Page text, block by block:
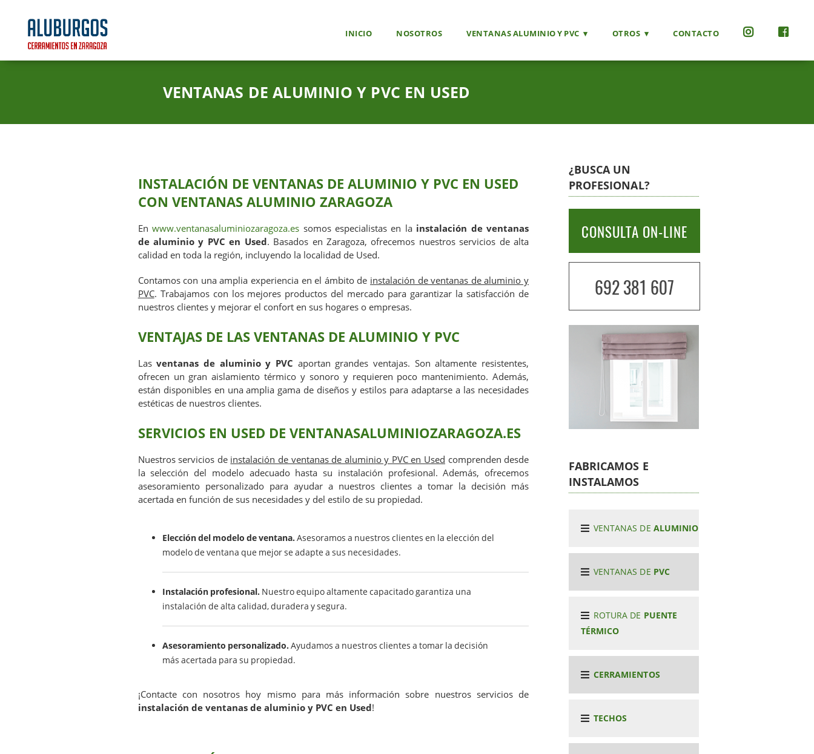
INICIO NOSOTROS VENTANAS ALUMINIO Y PVC OTROS CONTACTO
VENTANAS DE ALUMINIO Y PVC EN USED
INSTALACIÓN DE VENTANAS DE ALUMINIO Y PVC EN USED
CON VENTANAS ALUMINIO ZARAGOZA
Enwww.ventanasaluminiozaragoza.es somos especialistas en la instalación de ventanas
de aluminio y PVC en Used . Basados en Zaragoza, ofrecemos nuestros servicios de alta
calidad en toda la región, incluyendo la localidad de Used.
Contamos con una amplia experiencia en el ámbito de instalación de ventanas de aluminio y
PVC. Trabajamos con los mejores productos del mercado para garantizar la satisfacción de
nuestros clientes y mejorar el confort en sus hogares o empresas.
VENTAJAS DE LAS VENTANAS DE ALUMINIO Y PVC
Lasventanas de aluminio y PVC aportan grandes ventajas. Son altamente resistentes,
ofrecen un gran aislamiento térmico y sonoro y requieren poco mantenimiento. Además,
están disponibles en una amplia gama de diseños y estilos para adaptarse a las necesidades
estéticas de nuestros clientes.
SERVICIOS EN USED DE VENTANASALUMINIOZARAGOZA.ES
Nuestros servicios de instalación de ventanas de aluminio y PVC en Used comprenden desde
la selección del modelo adecuado hasta su instalación profesional. Además, ofrecemos
asesoramiento personalizado para ayudar a nuestros clientes a tomar la decisión más
acertada en función de sus necesidades y del estilo de su propiedad.
Elección del modelo de ventana. Asesoramos a nuestros clientes en la elección del
modelo de ventana que mejor se adapte a sus necesidades.
Instalación profesional. Nuestro equipo altamente capacitado garantiza una
instalación de alta calidad, duradera y segura.
Asesoramiento personalizado. Ayudamos a nuestros clientes a tomar la decisión
más acertada para su propiedad.
¡Contacte con nosotros hoy mismo para más información sobre nuestros servicios de
instalación de ventanas de aluminio y PVC en Used!
¿BUSCA UN
PROFESIONAL?
CONSULTA ON-LINE
692 381 607
FABRICAMOS E
INSTALAMOS
VENTANAS DE ALUMINIO
VENTANAS DE PVC
ROTURA DE PUENTE
TÉRMICO
CERRAMIENTOS
TECHOS